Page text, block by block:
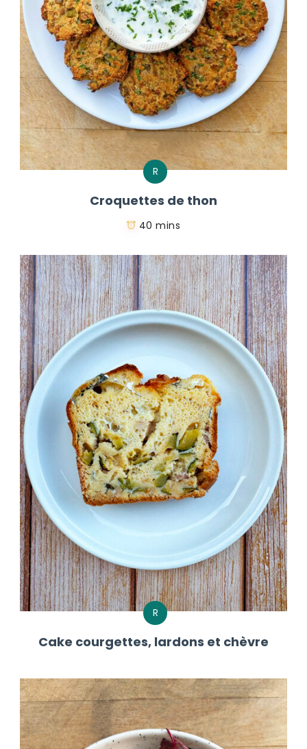
R
Croquettes de thon
40 mins
R
Cake courgettes, lardons et chèvre